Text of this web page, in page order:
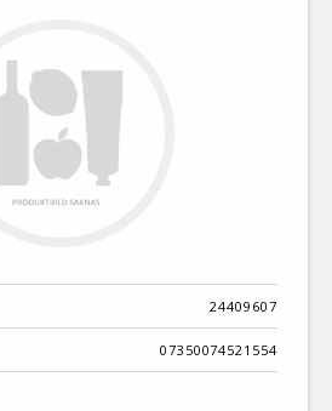
24409607
07350074521554